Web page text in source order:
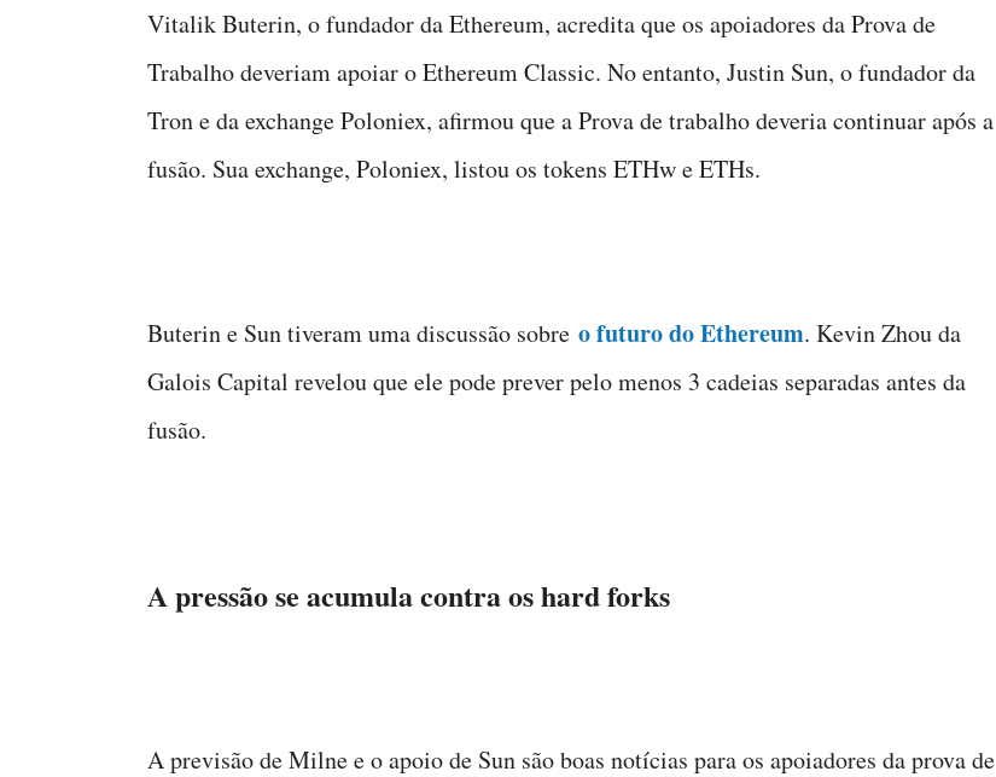
Vitalik Buterin, o fundador da Ethereum, acredita que os apoiadores da Prova de
Trabalho deveriam apoiar o Ethereum Classic. No entanto, Justin Sun, o fundador da
Tron e da exchange Poloniex, afirmou que a Prova de trabalho deveria continuar após a
fusão. Sua exchange, Poloniex, listou os tokens ETHw e ETHs.
Buterin e Sun tiveram uma discussão sobre o futuro do Ethereum. Kevin Zhou da
Galois Capital revelou que ele pode prever pelo menos 3 cadeias separadas antes da
fusão.
A pressão se acumula contra os hard forks
A previsão de Milne e o apoio de Sun são boas notícias para os apoiadores da prova de